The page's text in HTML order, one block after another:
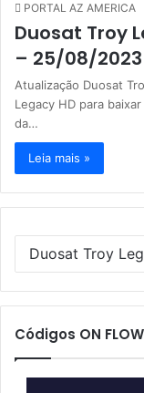
PORTAL AZ AMERICA
Duosat Troy
– 25/08/2023
Atualização Duosat
Legacy HD para
da…
Leia mais »
Códigos ON